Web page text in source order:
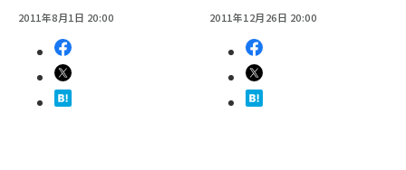
2011年8月1日 20:00 2011年12月26日 20:00